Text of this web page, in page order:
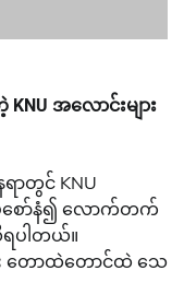
အလောင်းများ
ာတွင် KNU
စော်နံ၍ လောက်တက်
ရပါတယ်။
တောထဲတောင်ထဲ သေ